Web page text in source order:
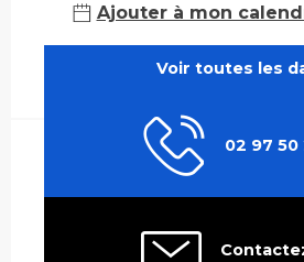
Ajouter à mon
Voir toutes les
02 97 50